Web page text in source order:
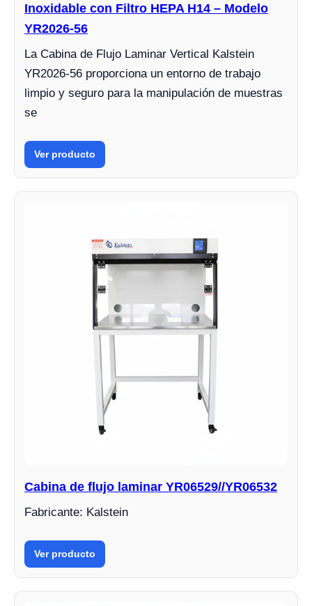
Inoxidable con Filtro HEPA H14 – Modelo
YR2026-56
La Cabina de Flujo Laminar Vertical Kalstein
YR2026-56 proporciona un entorno de trabajo
limpio y seguro para la manipulación de muestras
se
Ver producto
Cabina de flujo laminar YR06529//YR06532
Fabricante: Kalstein
Ver producto